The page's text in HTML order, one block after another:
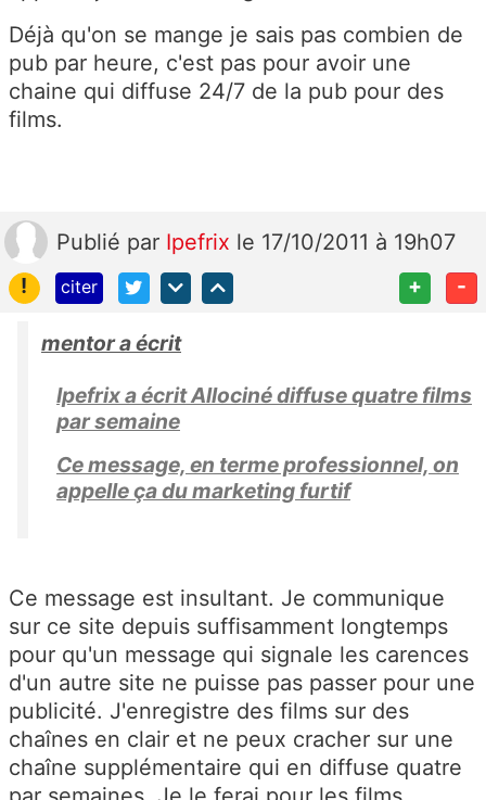
Déjà qu'on se mange je sais pas combien de
pub par heure, c'est pas pour avoir une
chaine qui diffuse 24/7 de la pub pour des
films.
Publié par Ipefrix le 17/10/2011 à 19h07
!
citer + -
mentor a écrit
Ipefrix a écrit Allociné diffuse quatre films
par semaine
Ce message, en terme professionnel, on
appelle ça du marketing furtif
Ce message est insultant. Je communique
sur ce site depuis suffisamment longtemps
pour qu'un message qui signale les carences
d'un autre site ne puisse pas passer pour une
publicité. J'enregistre des films sur des
chaînes en clair et ne peux cracher sur une
chaîne supplémentaire qui en diffuse quatre